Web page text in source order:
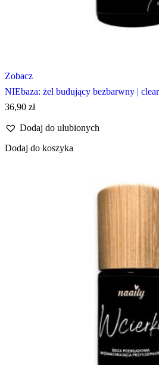
Zobacz
NIEbaza: żel budujący bezbarwny |
36,90 zł
Dodaj do ulubionych
Dodaj do koszyka